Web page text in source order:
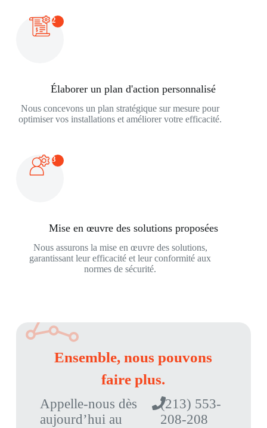
2
Élaborer un plan d'action personnalisé
Nous concevons un plan stratégique sur mesure pour
optimiser vos installations et améliorer votre efficacité.
3
Mise en œuvre des solutions proposées
Nous assurons la mise en œuvre des solutions,
garantissant leur efficacité et leur conformité aux
normes de sécurité.
Ensemble, nous pouvons
faire plus.
Appelle-nous dès
aujourd’hui au
(213) 553-
208-208